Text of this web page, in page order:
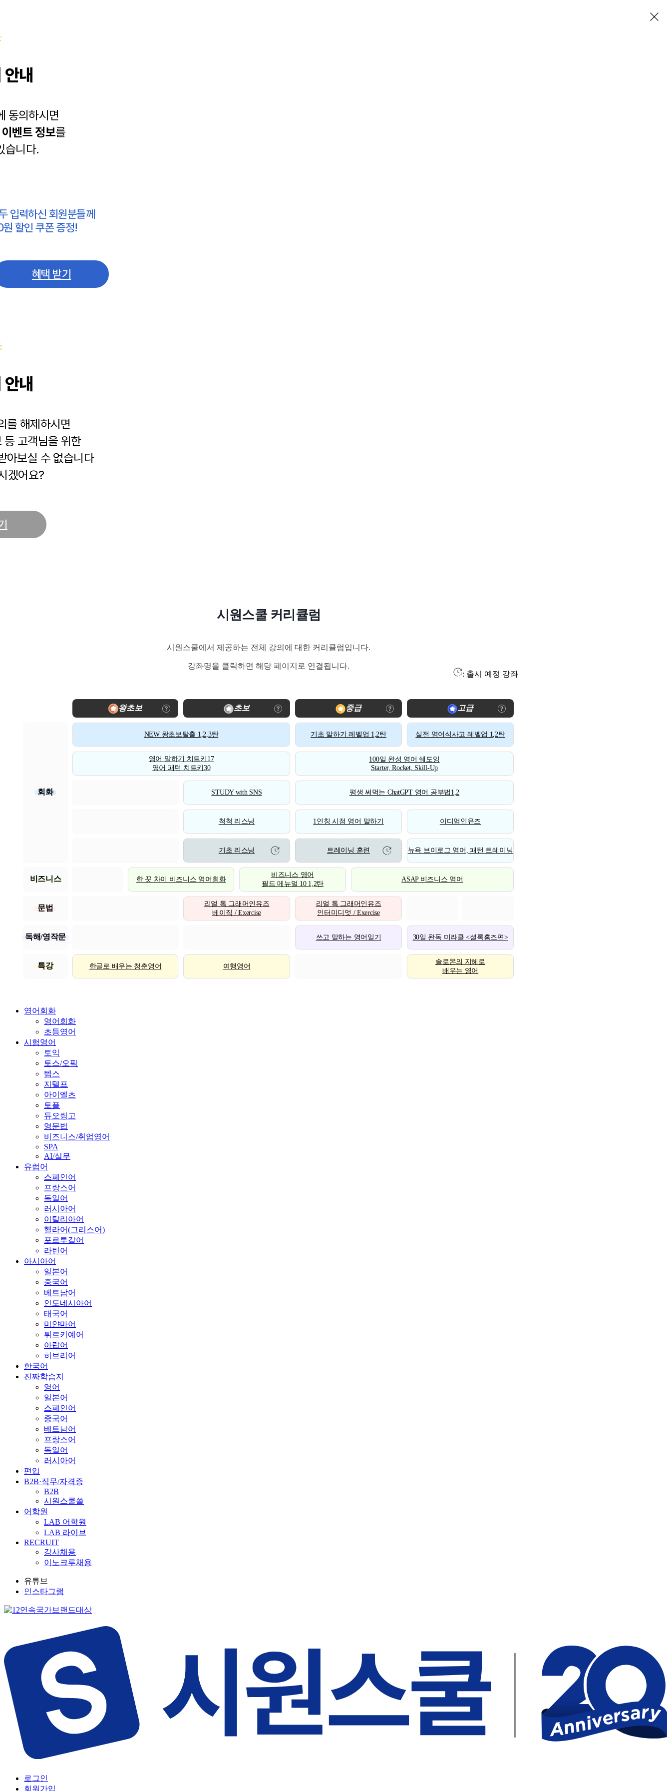
내
동의하시면
이벤트 정보를
습니다.
입력하신 회원분들께
할인 쿠폰 증정!
혜택 받기
내
를 해제하시면
등 고객님을 위한
아보실 수 없습니다
겠어요?
시원스쿨 커리큘럼
시원스쿨에서 제공하는 전체 강의에 대한 커리큘럼입니다.
강좌명을 클릭하면 해당 페이지로 연결됩니다.
: 출시 예정 강좌
왕초보 초보 중급 고급
회화
NEW 왕초보탈출 1,2,3탄 기초 말하기 레벨업 1,2탄 실전 영어식사고 레벨업 1,2탄
영어 말하기 치트키17
영어 패턴 치트키30
100일 완성 영어 쉐도잉
Starter, Rocket, Skill-Up
STUDY with SNS 평생 써먹는 ChatGPT 영어 공부법1,2
척척 리스닝 1인칭 시점 영어 말하기 이디엄인유즈
기초 리스닝 트레이닝 훈련 뉴욕 브이로그 영어, 패턴 트레이닝
비즈니스 한 끗 차이 비즈니스 영어회화
비즈니스 영어
필드 메뉴얼 10 1,2탄
ASAP 비즈니스 영어
문법
리얼 톡 그래머인유즈
베이직 / Exercise
리얼 톡 그래머인유즈
인터미디엇 / Exercise
독해/영작문 쓰고 말하는 영어일기 30일 완독 미라클 <셜록홈즈편>
특강 한글로 배우는 청춘영어 여행영어
솔로몬의 지혜로
배우는 영어
영어회화
영어회화
초등영어
시험영어
토익
토스/오픽
텝스
지텔프
아이엘츠
토플
듀오링고
영문법
비즈니스/취업영어
SPA
AI/실무
유럽어
스페인어
프랑스어
독일어
러시아어
이탈리아어
헬라어(그리스어)
포르투갈어
라틴어
아시아어
일본어
중국어
베트남어
인도네시아어
태국어
미얀마어
튀르키예어
아랍어
히브리어
한국어
진짜학습지
영어
일본어
스페인어
중국어
베트남어
프랑스어
독일어
러시아어
편입
B2B·직무/자격증
B2B
시원스쿨쓸
어학원
LAB 어학원
LAB 라이브
RECRUIT
강사채용
이노크루채용
유튜브
인스타그램
로그인
회원가입